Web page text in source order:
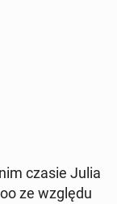
czasie Julia
ze względu